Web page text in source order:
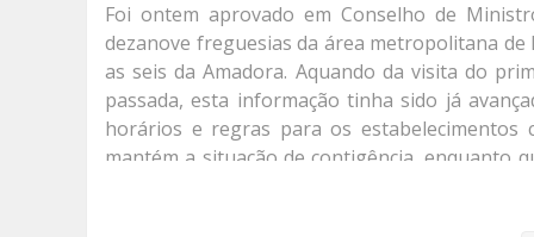
Foi ontem aprovado em Conselho de
dezanove freguesias da área metropolitana de
as seis da Amadora. Aquando da visita do
passada, esta informação tinha sido já
horários e regras para os estabelecimentos
mantém a situação de contigência, enquanto